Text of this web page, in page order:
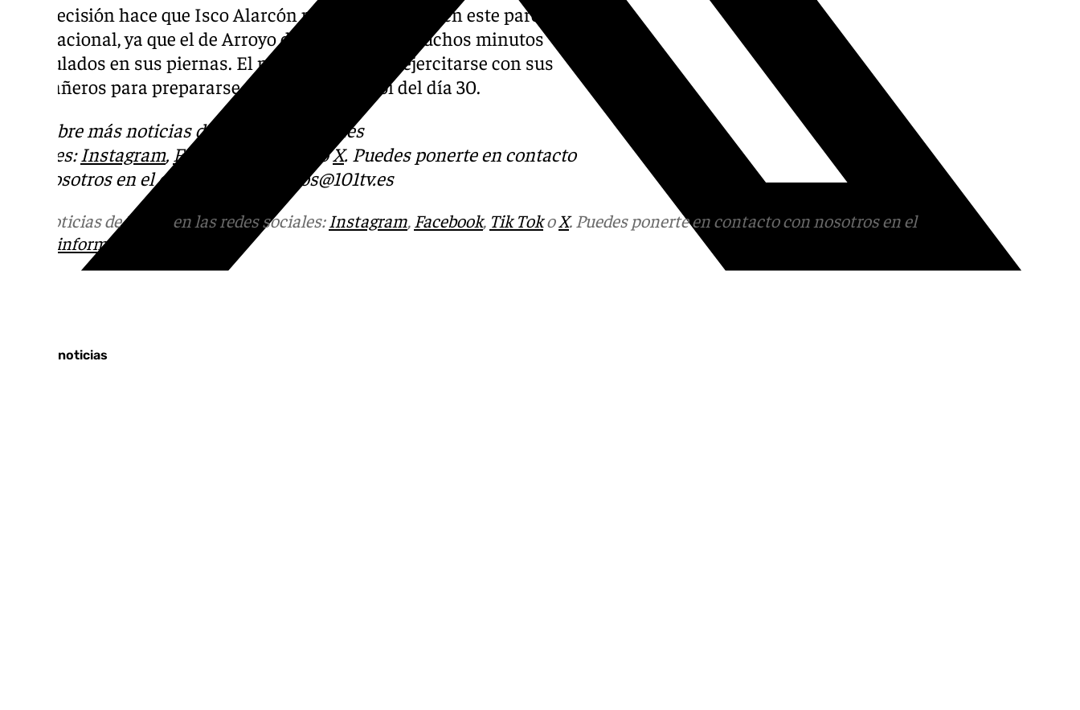
Esta decisión hace que Isco Alarcón pueda descansar en este parón
internacional, ya que el de Arroyo de la Miel lleva muchos minutos
acumulados en sus piernas. El malagueño podrá ejercitarse con sus
compañeros para prepararse para el Gran Derbi del día 30.
Descubre más noticias de
en las redes
sociales: Instagram, Facebook oX. Puedes ponerte en contacto
con nosotros en el correo
informativos@101tv.es
Más noticias de101TV en las redes sociales: Instagram, Facebook, Tik TokoX. Puedes ponerte en contacto con nosotros en el
informativos@101tv.es
Últimas noticias